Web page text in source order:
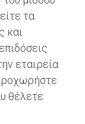
τα
και
εταιρεία
θέλετε